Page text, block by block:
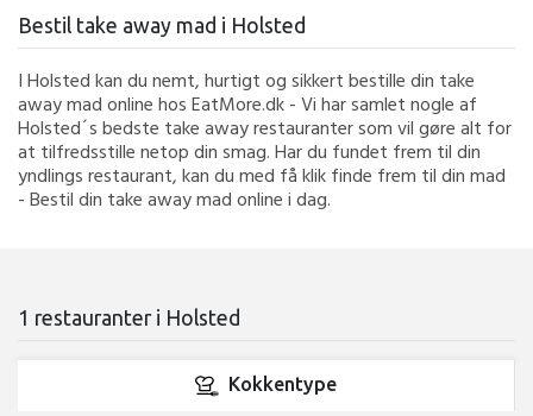
Bestil take away mad i Holsted
I Holsted kan du nemt, hurtigt og sikkert bestille din take
away mad online hos EatMore.dk - Vi har samlet nogle af
Holsted´s bedste take away restauranter som vil gøre alt for
at tilfredsstille netop din smag. Har du fundet frem til din
yndlings restaurant, kan du med få klik finde frem til din mad
- Bestil din take away mad online i dag.
1 restauranter i Holsted
Kokkentype